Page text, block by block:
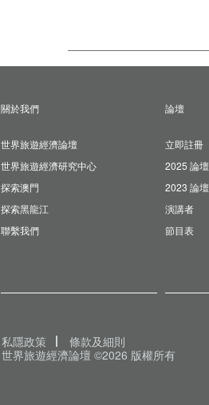
關於我們
世界旅遊經濟論壇
世界旅遊經濟研究中心
探索澳門
探索黑龍江
聯繫我們
論壇
立即註冊
2025 論壇
2023 論壇
演講者
節目表
私隱政策
條款及細則
世界旅遊經濟論壇 ©2026 版權所有